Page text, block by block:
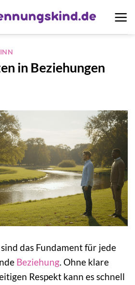
in Beziehungen
das Fundament für jede
Beziehung. Ohne klare
Respekt kann es schnell